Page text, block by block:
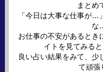
まとめ
「今日は大事な仕事が…
な
お仕事の不安があるとき
イトを見てみる
良い占い結果をみて、少
て頑張